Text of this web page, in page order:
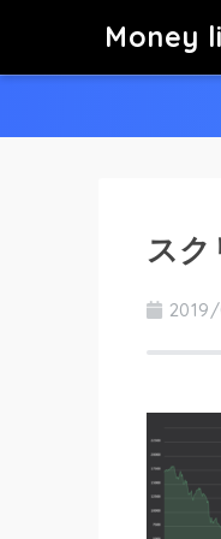
Money
スク